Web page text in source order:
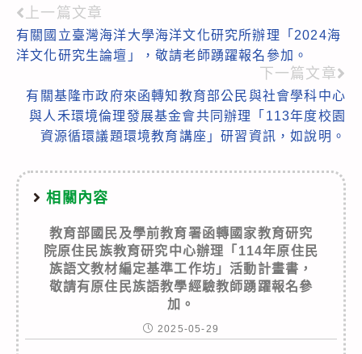
Read
more
上一篇文章
有關國立臺灣海洋大學海洋文化研究所辦理「2024海
洋文化研究生論壇」，敬請老師踴躍報名參加。
下一篇文章
有關基隆市政府來函轉知教育部公民與社會學科中心
與人禾環境倫理發展基金會共同辦理「113年度校園
資源循環議題環境教育講座」研習資訊，如說明。
相關內容
教育部國民及學前教育署函轉國家教育研究
院原住民族教育研究中心辦理「114年原住民
族語文教材編定基準工作坊」活動計畫書，
敬請有原住民族語教學經驗教師踴躍報名參
加。
2025-05-29